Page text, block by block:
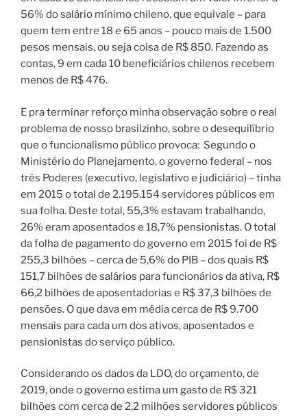
56% do salário mínimo chileno, que equivale – para
quem tem entre 18 e 65 anos – pouco mais de 1.500
pesos mensais, ou seja coisa de R$ 850. Fazendo as
contas, 9 em cada 10 beneficiários chilenos recebem
menos de R$ 476.
E pra terminar reforço minha observação sobre o real
problema de nosso brasilzinho, sobre o desequilíbrio
que o funcionalismo público provoca: Segundo o
Ministério do Planejamento, o governo federal – nos
três Poderes (executivo, legislativo e judiciário) – tinha
em 2015 o total de 2.195.154 servidores públicos em
sua folha. Deste total, 55,3% estavam trabalhando,
26% eram aposentados e 18,7% pensionistas. O total
da folha de pagamento do governo em 2015 foi de R$
255,3 bilhões – cerca de 5,6% do PIB – dos quais R$
151,7 bilhões de salários para funcionários da ativa, R$
66,2 bilhões de aposentadorias e R$ 37,3 bilhões de
pensões. O que dava em média cerca de R$ 9.700
mensais para cada um dos ativos, aposentados e
pensionistas do serviço público.
Considerando os dados da LDO, do orçamento, de
2019, onde o governo estima um gasto de R$ 321
bilhões com cerca de 2,2 milhões servidores públicos